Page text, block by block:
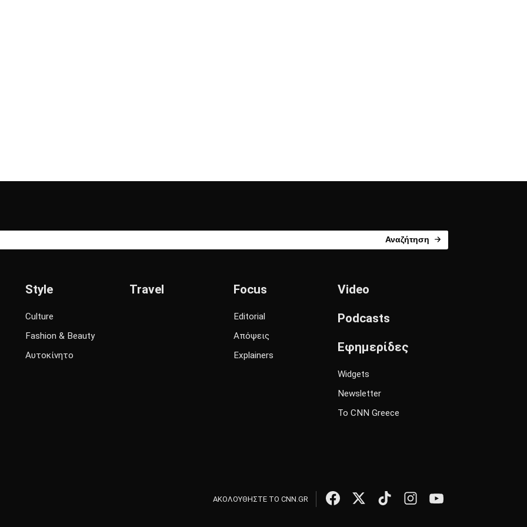
Αναζήτηση
Style
Culture
Fashion & Beauty
Αυτοκίνητο
Travel Focus
Editorial
Απόψεις
Explainers
Video
Podcasts
Εφημερίδες
Widgets
Newsletter
Το CNN Greece
ΑΚΟΛΟΥΘΗΣΤΕ ΤΟ CNN.GR